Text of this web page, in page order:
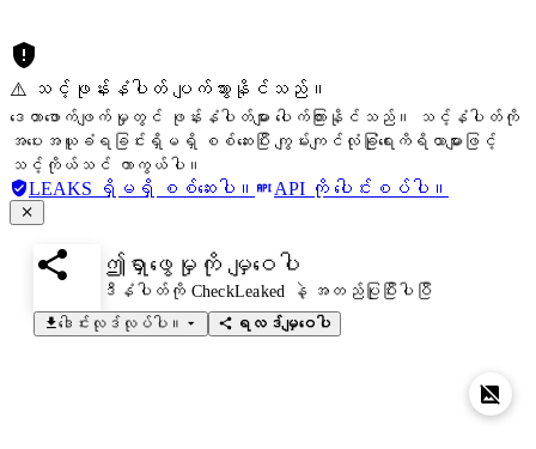
⚠️ သင့်ဖုန်းနံပါတ် ပျက်သွားနိုင်သည်။
ဒေတာဖောက်ဖျက်မှုတွင် ဖုန်းနံပါတ်များ ပေါက်ကြားနိုင်သည်။ သင့်နံပါတ်ကို
အပေးအယူခံရခြင်းရှိမရှိ စစ်ဆေးပြီး ကျွမ်းကျင်လုံခြုံရေးကိရိယာများဖြင့်
သင့်ကိုယ်သင် ကာကွယ်ပါ။
LEAKS ရှိမရှိ စစ်ဆေးပါ။ API ကို ပေါင်းစပ်ပါ။
ဤရှာဖွေမှုကို မျှဝေပါ
ဒီနံပါတ်ကို CheckLeaked နဲ့ အတည်ပြုပြီးပါပြီ
ဒေါင်းလုဒ်လုပ်ပါ။
ရလဒ်မျှဝေပါ